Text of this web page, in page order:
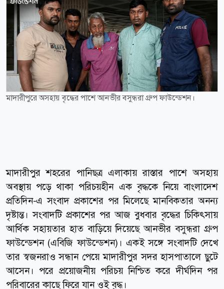
মাদারীপুরে অসহায় বৃদ্ধের পাশে আনভীর বসুন্ধরা গ্রুপ ফাউন্ডেশন।
মাদারীপুর শহরের পানিছত্র এলাকায় রাস্তার পাশে অসহায়
অবস্থায় পড়ে থাকা পরিচয়হীন এক বৃদ্ধকে নিয়ে বাংলাদেশ
প্রতিদিন-এ সংবাদ প্রকাশের পর মিলেছে মানবিকতার অনন্য
দৃষ্টান্ত। সংবাদটি প্রকাশের পর আজ বুধবার বৃদ্ধের চিকিৎসায়
আর্থিক সহায়তার হাত বাড়িয়ে দিয়েছে আনভীর বসুন্ধরা গ্রুপ
ফাউন্ডেশন (এবিজি ফাউন্ডেশন)। একই সঙ্গে সংবাদটি দেখে
তার স্বজনরাও সন্ধান পেয়ে মাদারীপুর সদর হাসপাতালে ছুটে
আসেন। পরে প্রয়োজনীয় পরিচয় নিশ্চিত করে দীর্ঘদিন পর
পরিবারের কাছে ফিরে যান ওই বৃদ্ধ।